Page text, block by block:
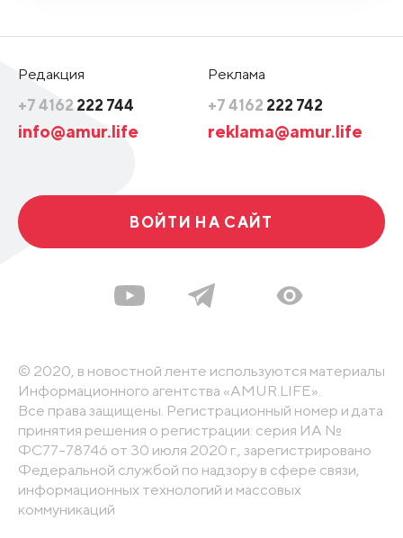
Редакция
+7 4162 222 744
info@amur.life
Реклама
+7 4162 222 742
reklama@amur.life
ВОЙТИ НА САЙТ
© 2020, в новостной ленте используются материалы
Информационного агентства «AMUR.LIFE».
Все права защищены. Регистрационный номер и дата
принятия решения о регистрации: серия ИА №
ФС77-78746 от 30 июля 2020 г., зарегистрировано
Федеральной службой по надзору в сфере связи,
информационных технологий и массовых
коммуникаций